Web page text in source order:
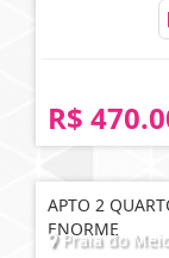
R$
APTO 2
ENORME
Praia do